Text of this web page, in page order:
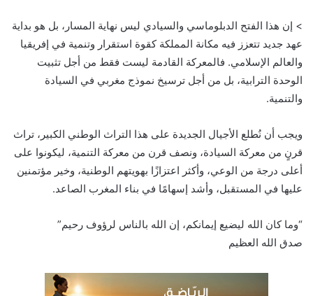
> إن هذا الفتح الدبلوماسي والسيادي ليس نهاية المسار، بل هو بداية
عهد جديد تتعزز فيه مكانة المملكة كقوة استقرار وتنمية في إفريقيا
والعالم الإسلامي. فالمعركة القادمة ليست فقط من أجل تثبيت
الوحدة الترابية، بل من أجل ترسيخ نموذج مغربي في السيادة
والتنمية.
ويجب أن نُطلع الأجيال الجديدة على هذا التراث الوطني الكبير، تراث
قرنٍ من معركة السيادة، ونصف قرن من معركة التنمية، ليكونوا على
أعلى درجة من الوعي، وأكثر اعتزازًا بهويتهم الوطنية، وخير مؤتمنين
عليها في المستقبل، وأشد إسهامًا في بناء المغرب الصاعد.
“وما كان الله ليضيع إيمانكم، إن الله بالناس لرؤوف رحيم”
صدق الله العظيم